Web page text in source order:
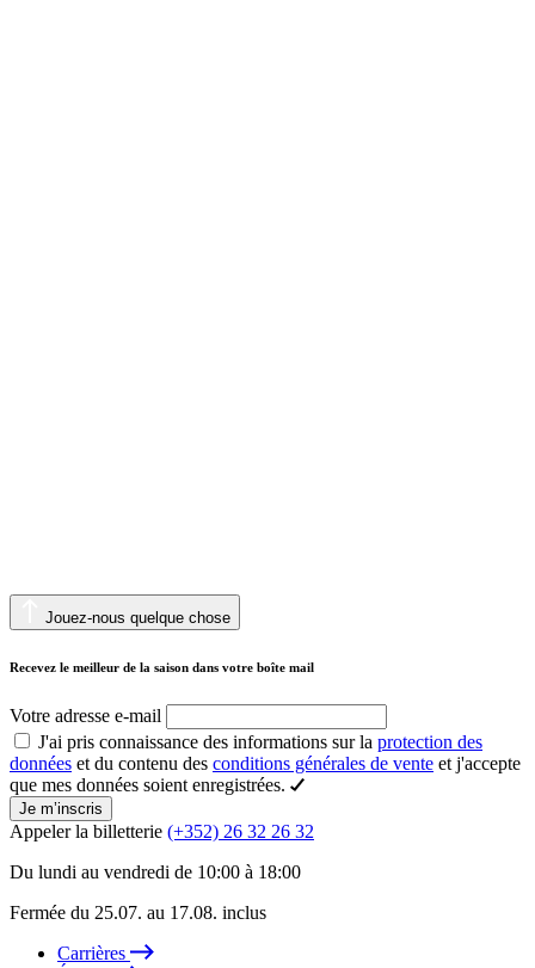
Jouez-nous quelque chose
Recevez le meilleur de la saison dans votre boîte mail
Votre adresse e-mail
J'ai pris connaissance des informations sur la protection des
données et du contenu des conditions générales de vente et j'accepte
que mes données soient enregistrées.
Je m’inscris
Appeler la billetterie (+352) 26 32 26 32
Du lundi au vendredi de 10:00 à 18:00
Fermée du 25.07. au 17.08. inclus
Carrières